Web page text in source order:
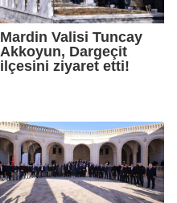
Mardin Valisi Tuncay
Akkoyun, Dargeçit
ilçesini ziyaret etti!